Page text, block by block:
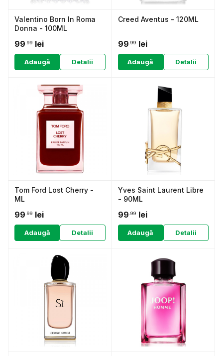
Valentino Born In Roma
Donna - 100ML
99 .99 lei
Adaugă Detalii
Creed Aventus - 120ML
99 .99 lei
Adaugă Detalii
Tom Ford Lost Cherry -
ML
99 .99 lei
Adaugă Detalii
Yves Saint Laurent Libre
- 90ML
99 .99 lei
Adaugă Detalii